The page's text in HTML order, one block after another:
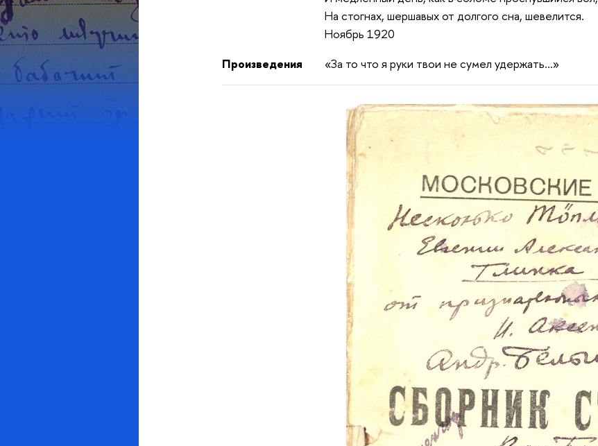
На стогнах, шершавых от долгого сна, шевелится.
Ноябрь 1920
Произведения
«За то что я руки твои не сумел удержать...»